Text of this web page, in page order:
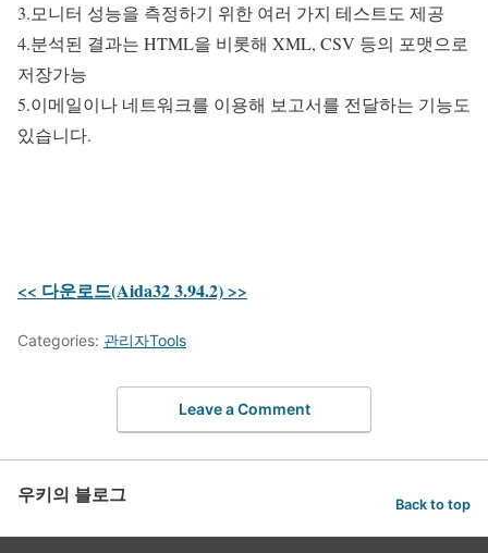
3.모니터 성능을 측정하기 위한 여러 가지 테스트도 제공
4.분석된 결과는 HTML을 비롯해 XML, CSV 등의 포맷으로
저장가능
5.이메일이나 네트워크를 이용해 보고서를 전달하는 기능도
있습니다.
<< 다운로드(Aida32 3.94.2) >>
Categories: 관리자Tools
Leave a Comment
우키의 블로그 Back to top